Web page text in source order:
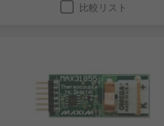
比較リスト